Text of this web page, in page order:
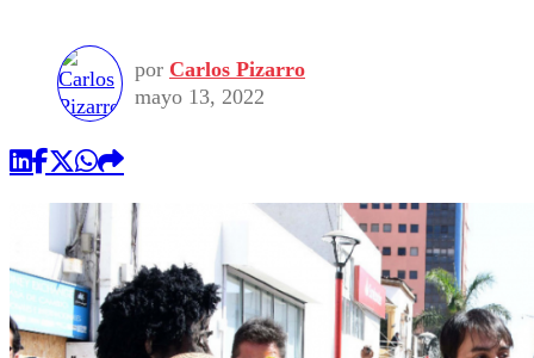
por Carlos Pizarro
mayo 13, 2022